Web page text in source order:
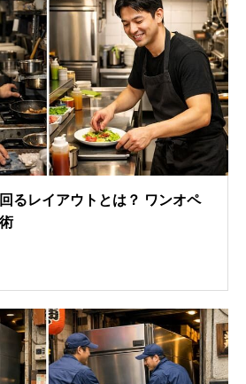
るレイアウトとは？ ワンオペ